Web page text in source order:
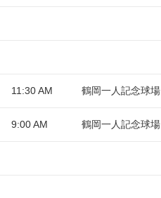
11:30 AM 鶴岡一人記念球場
9:00 AM 鶴岡一人記念球場